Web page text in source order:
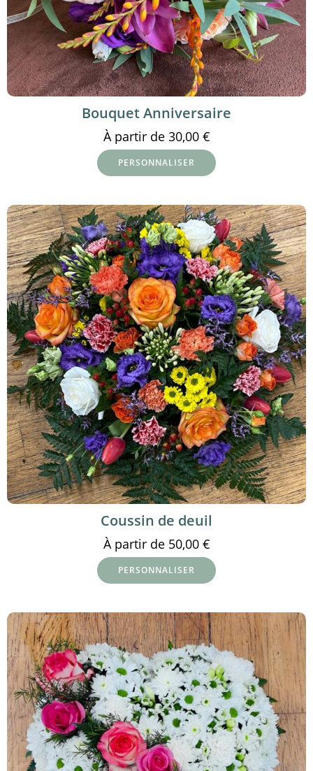
Bouquet Anniversaire
À partir de 30,00 €
PERSONNALISER
Coussin de deuil
À partir de 50,00 €
PERSONNALISER